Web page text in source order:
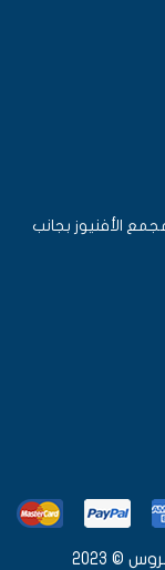
– قسيمة 1537 – مقابل مجمع الأفنيوز بجانب
2023